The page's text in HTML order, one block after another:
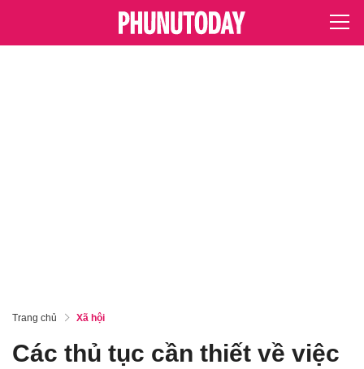
Trang chủ Xã hội
Các thủ tục cần thiết về việc